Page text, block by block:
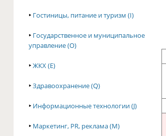
‣ Гостиницы, питание и туризм (I)
‣ Государственное и муниципальное
управление (O)
‣ЖКХ (E)
‣Здравоохранение (Q)
‣ Информационные технологии (J)
‣ Маркетинг, PR, реклама (M)